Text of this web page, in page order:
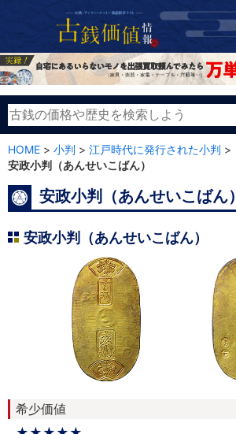
HOME > 小判 > 江戸時代に発行された小判 >
安政小判（あんせいこばん）
安政小判（あんせいこばん）
安政小判（あんせいこばん）
希少価値